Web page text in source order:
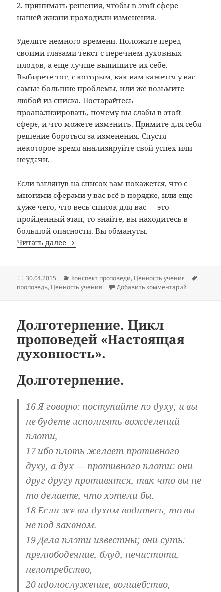
2. принимать решения, чтобы в этой сфере
нашей жизни проходили изменения.
Уделите немного времени. Положите перед
своими глазами текст с перечнем духовных
плодов, а еще лучше выпишите их себе.
Выбирете тот, с которым, как вам кажется у вас
самые большие проблемы, или же возьмите
любой из списка. Постарайтесь
проанализировать, почему вы слабы в этой
сфере, и что можете изменить. Примите для себя
решение бороться за изменения. Спустя
некоторое время анализируйте свой успех или
неудачи.
Если взглянув на список вам покажется, что с
многими сферами у вас всё в порядке, или еще
хуже чего, что весь список для вас — это
пройденный этап, то знайте, вы находитесь в
большой опасности. Вы обмануты.
Читать далее Благость. Цикл проповедей «Настоящая
Опубликовано
30.04.2015 Рубрики
Конспект проповеди, Ценность учения
проповедь, Ценность учения Добавить комментарий
Долготерпение. Цикл
проповедей «Настоящая
духовность».
Долготерпение.
16 Я говорю: поступайте по духу, и вы
не будете исполнять вожделений
плоти,
17 ибо плоть желает противного
духу, а дух — противного плоти: они
друг другу противятся, так что вы не
то делаете, что хотели бы.
18 Если же вы духом водитесь, то вы
не под законом.
19 Дела плоти известны; они суть:
прелюбодеяние, блуд, нечистота,
непотребство,
20 идолослужение, волшебство,